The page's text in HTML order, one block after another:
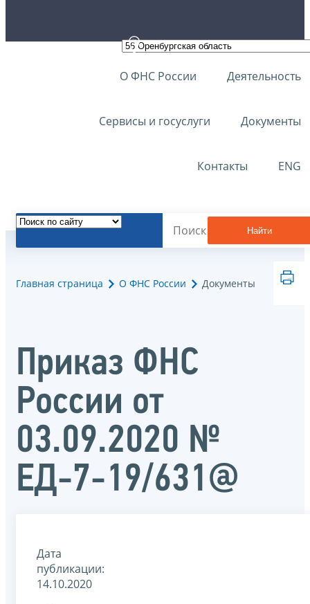
О ФНС России Деятельность
Сервисы и госуслуги Документы
Контакты ENG
Найти
Главная страница О ФНС России Документы
Приказ ФНС
России от
03.09.2020 №
ЕД-7-19/631@
Дата
публикации:
14.10.2020